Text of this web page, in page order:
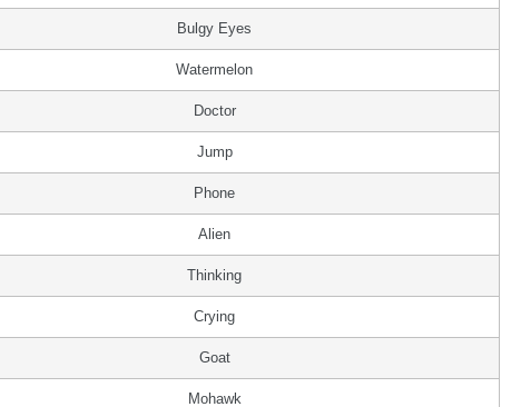
Bulgy Eyes
Watermelon
Doctor
Jump
Phone
Alien
Thinking
Crying
Goat
Mohawk